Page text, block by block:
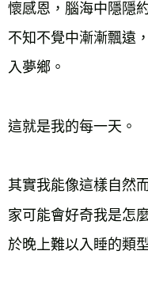
懷感恩，腦海中隱隱
不知不覺中漸漸飄遠
入夢鄉。
這就是我的每一天。
其實我能像這樣自然
家可能會好奇我是怎
於晚上難以入睡的類